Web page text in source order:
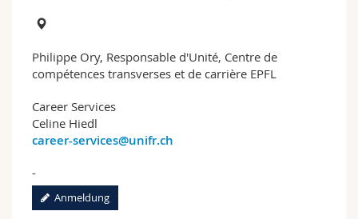
Philippe Ory, Responsable d'Unité, Centre de
compétences transverses et de carrière EPFL
Career Services
Celine Hiedl
career-services@unifr.ch
-
Anmeldung